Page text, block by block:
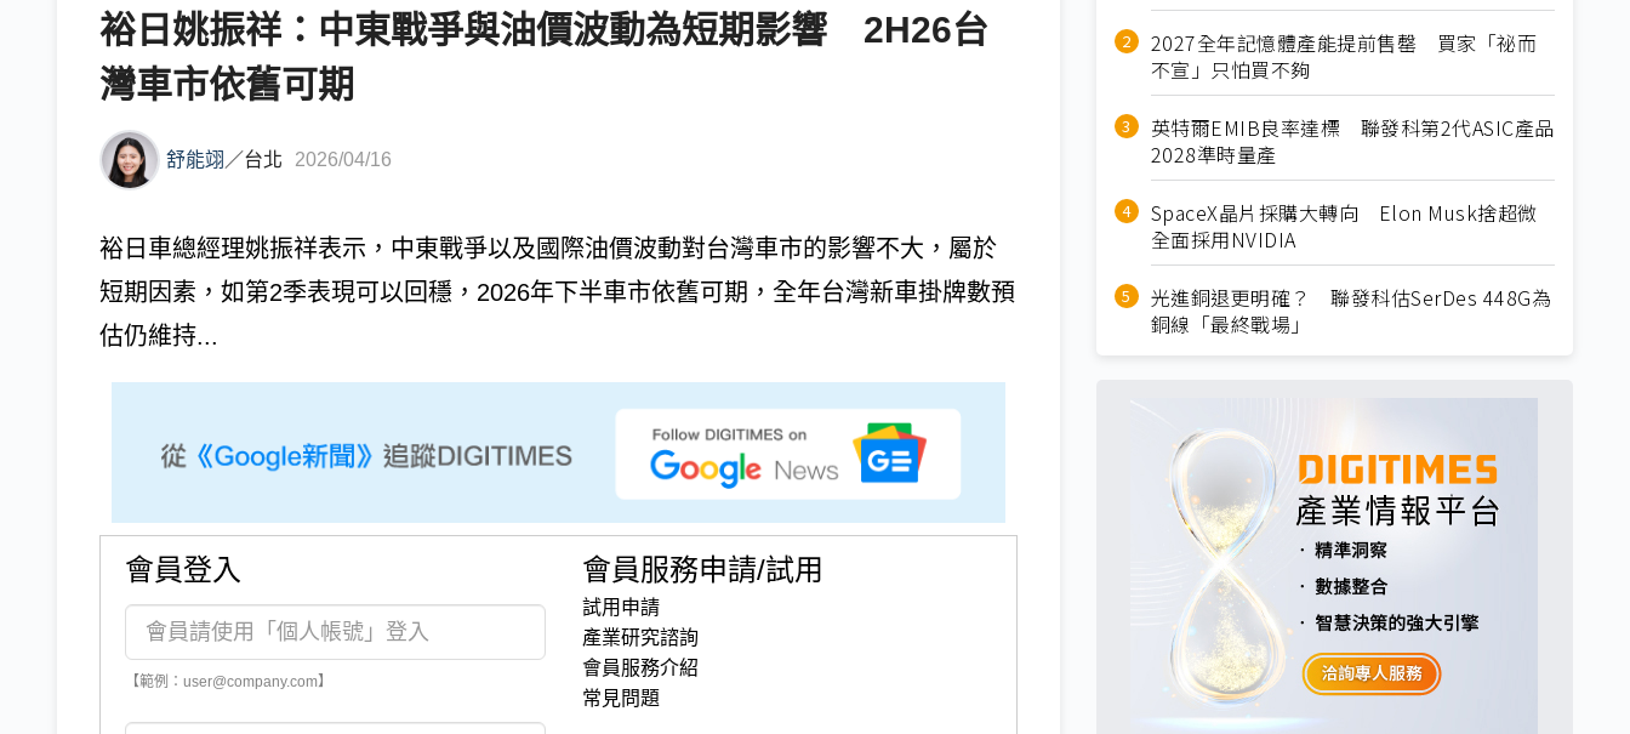
裕日姚振祥：中東戰爭與油價波動為短期影響 2H26台
灣車市依舊可期
舒能翊 ／台北 2026/04/16
裕日車總經理姚振祥表示，中東戰爭以及國際油價波動對台灣車市的影響不大，屬於
短期因素，如第2季表現可以回穩，2026年下半車市依舊可期，全年台灣新車掛牌數預
估仍維持...
會員登入
【範例：user@company.com】
會員服務申請/試用
試用申請
產業研究諮詢
會員服務介紹
常見問題
2027全年記憶體產能提前售罄 買家「祕而
不宣」只怕買不夠
英特爾EMIB良率達標 聯發科第2代ASIC產品
2028準時量產
SpaceX晶片採購大轉向 Elon Musk捨超微
全面採用NVIDIA
光進銅退更明確？ 聯發科估SerDes 448G為
銅線「最終戰場」